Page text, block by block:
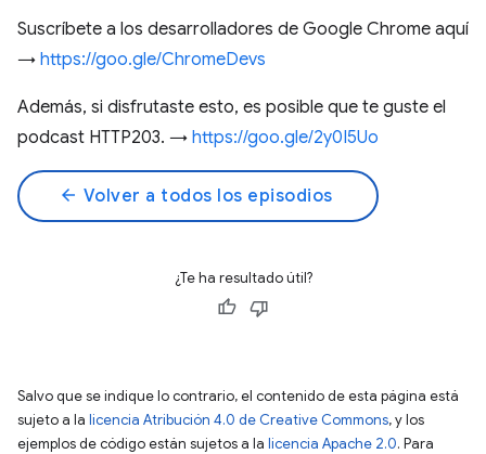
Suscríbete a los desarrolladores de Google Chrome aquí
→ https://goo.gle/ChromeDevs
Además, si disfrutaste esto, es posible que te guste el
podcast HTTP203. → https://goo.gle/2y0I5Uo
arrow_back Volver a todos los episodios
¿Te ha resultado útil?
Salvo que se indique lo contrario, el contenido de esta página está
sujeto a la licencia Atribución 4.0 de Creative Commons, y los
ejemplos de código están sujetos a la licencia Apache 2.0. Para